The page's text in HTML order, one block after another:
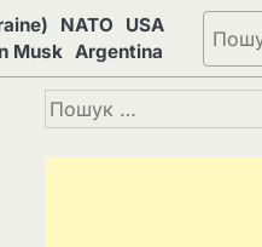
NATO
USA
Musk Argentina
Пошук:
Пошук: